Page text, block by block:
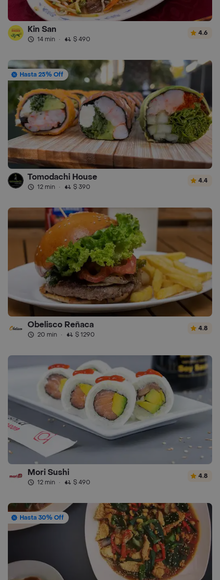
Kin San
14 min · $ 490
4.6
Hasta 25% Off
Tomodachi House
12 min · $ 390
4.4
Obelisco Reñaca
20 min · $ 1290
4.8
Mori Sushi
12 min · $ 490
4.8
Hasta 30% Off